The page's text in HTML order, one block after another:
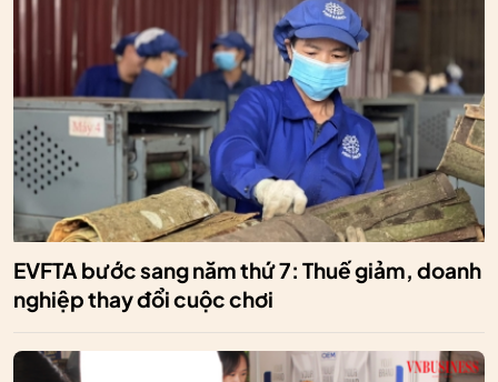
EVFTA bước sang năm thứ 7: Thuế giảm, doanh
nghiệp thay đổi cuộc chơi